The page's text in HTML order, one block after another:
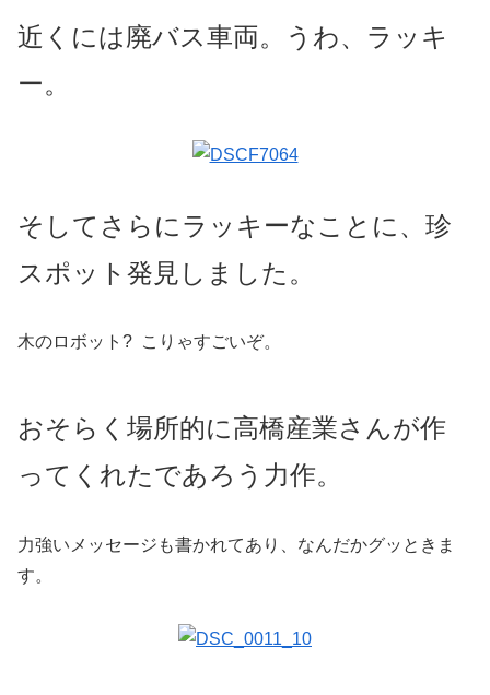
近くには廃バス車両。うわ、ラッキ
ー。
そしてさらにラッキーなことに、珍
スポット発見しました。
木のロボット? こりゃすごいぞ。
おそらく場所的に高橋産業さんが作
ってくれたであろう力作。
力強いメッセージも書かれてあり、なんだかグッときま
す。